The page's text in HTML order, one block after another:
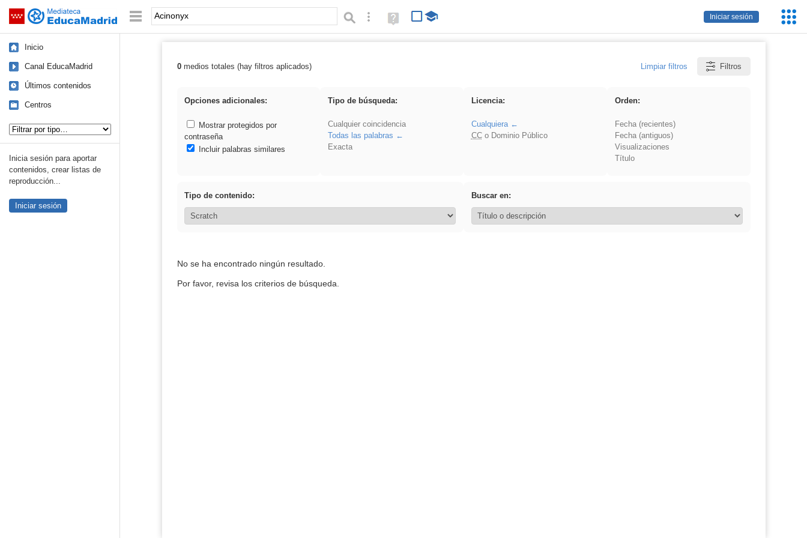
Saltar navegación
Iniciar sesión
Palabra o frase: Búsqueda avanzada
Ayuda
(en
Inicio
Canal EducaMadrid
Últimos contenidos
Centros
Inicia sesión para aportar
contenidos, crear listas de
reproducción...
Iniciar sesión
Resultados de: Acinonyx
0medios totales (hay filtros aplicados) Limpiar filtros Filtros
Opciones adicionales:
Mostrar protegidos por
contraseña
Incluir palabras similares
Tipo de búsqueda:
Cualquier coincidencia
Todas las palabras
Exacta
Licencia:
Cualquiera
CCo Dominio Público
Orden:
Fecha (recientes)
Fecha (antiguos)
Visualizaciones
Título
Tipo de contenido: Buscar en:
No se ha encontrado ningún resultado.
Por favor, revisa los criterios de búsqueda.